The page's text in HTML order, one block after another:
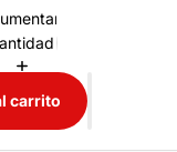
carrito